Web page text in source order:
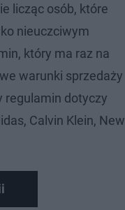
licząc osób, które
nieuczciwym
który ma raz na
warunki sprzedaży
regulamin dotyczy
Calvin Klein, New